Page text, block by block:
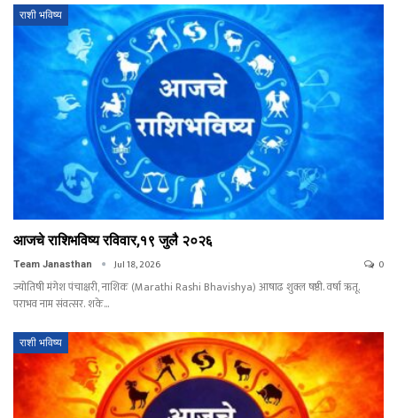
राशी भविष्य
आजचे राशिभविष्य रविवार,१९ जुलै २०२६
Team Janasthan Jul 18, 2026 0
ज्योतिषी मंगेश पंचाक्षरी, नाशिक (Marathi Rashi Bhavishya) आषाढ शुक्ल षष्ठी. वर्षा ऋतू.
पराभव नाम संवत्सर. शके…
राशी भविष्य